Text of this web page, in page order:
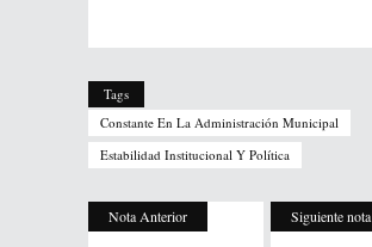
Tags
Constante En La Administración Municipal
Estabilidad Institucional Y Política
Nota Anterior Siguiente nota